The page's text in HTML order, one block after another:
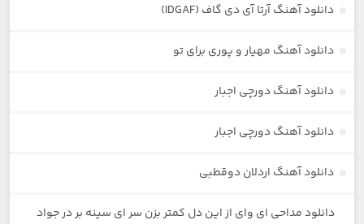
دانلود آهنگ آرتا آی دی گاف (IDGAF)
دانلود آهنگ مهیار و پوری برای تو
دانلود آهنگ دورچی اجبار
دانلود آهنگ دورچی اجبار
دانلود آهنگ اردلان دوقطبی
دانلود مداحی ای وای از این دل کمتر بزن سر ای سینه بر در جواد